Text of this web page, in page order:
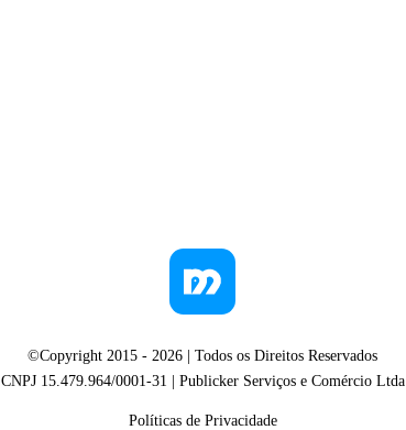
©Copyright 2015 - 2026 | Todos os Direitos Reservados
CNPJ 15.479.964/0001-31 | Publicker Serviços e Comércio Ltda
Políticas de Privacidade